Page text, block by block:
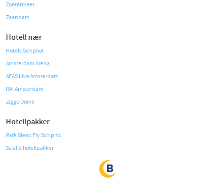
Zoetermeer
Zaandam
Hotell nær
Hotels Schiphol
Amsterdam Arena
AFAS Live Amsterdam
RAI Amsterdam
Ziggo Dome
Hotellpakker
Park Sleep Fly Schiphol
Se alle hotellpakker